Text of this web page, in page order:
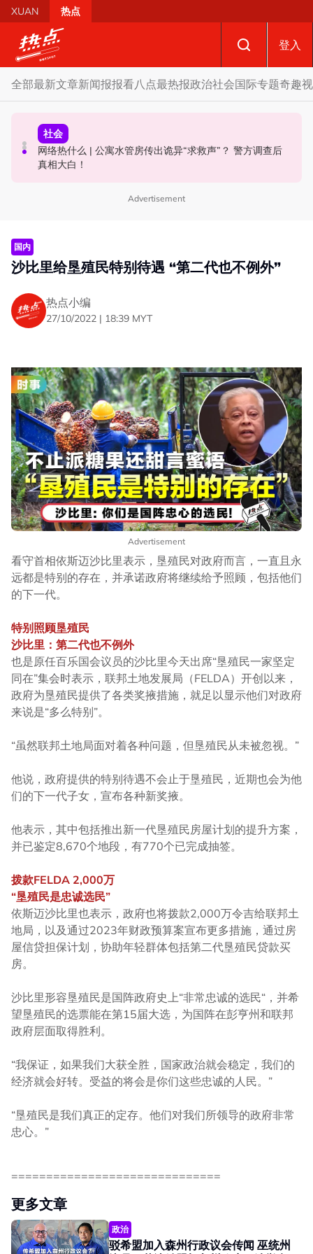
Skip to main content
XUAN 热点
登入
全部最新文章新闻报报看八点最热报政治社会国际专题奇趣
政治
自上周起不能访问MyKHAS系统 罗诗雅：影响安邦居民各
类援助发放
政治
忧砂拉越17新增议席无法赶上砂选举 阿都卡林：选委会早
该启动选区重划事宜
社会
网络热什么 | 公寓水管房传出诡异“求救声”？ 警方调查后
真相大白！
Advertisement
国内
沙比里给垦殖民特别待遇 “第二代也不例外”
热点小编
27/10/2022 | 18:39 MYT
Advertisement
看守首相依斯迈沙比里表示，垦殖民对政府而言，一直且永
远都是特别的存在，并承诺政府将继续给予照顾，包括他们
的下一代。
特别照顾垦殖民
沙比里：第二代也不例外
也是原任百乐国会议员的沙比里今天出席“垦殖民一家坚定
同在”集会时表示，联邦土地发展局（FELDA）开创以来，
政府为垦殖民提供了各类奖掖措施，就足以显示他们对政府
来说是“多么特别”。
“虽然联邦土地局面对着各种问题，但垦殖民从未被忽视。”
他说，政府提供的特别待遇不会止于垦殖民，近期也会为他
们的下一代子女，宣布各种新奖掖。
他表示，其中包括推出新一代垦殖民房屋计划的提升方案，
并已鉴定8,670个地段，有770个已完成抽签。
拨款FELDA 2,000万
“垦殖民是忠诚选民”
依斯迈沙比里也表示，政府也将拨款2,000万令吉给联邦土
地局，以及通过2023年财政预算案宣布更多措施，通过房
屋信贷担保计划，协助年轻群体包括第二代垦殖民贷款买
房。
沙比里形容垦殖民是国阵政府史上“非常忠诚的选民“，并希
望垦殖民的选票能在第15届大选，为国阵在彭亨州和联邦
政府层面取得胜利。
“我保证，如果我们大获全胜，国家政治就会稳定，我们的
经济就会好转。受益的将会是你们这些忠诚的人民。”
“垦殖民是我们真正的定存。他们对我们所领导的政府非常
忠心。”
==============================
更多文章
政治
驳希盟加入森州行政议会传闻 巫统州